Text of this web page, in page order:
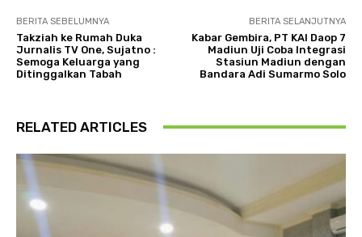
BERITA SEBELUMNYA
Takziah ke Rumah Duka
Jurnalis TV One, Sujatno :
Semoga Keluarga yang
Ditinggalkan Tabah
BERITA SELANJUTNYA
Kabar Gembira, PT KAI Daop 7
Madiun Uji Coba Integrasi
Stasiun Madiun dengan
Bandara Adi Sumarmo Solo
RELATED ARTICLES